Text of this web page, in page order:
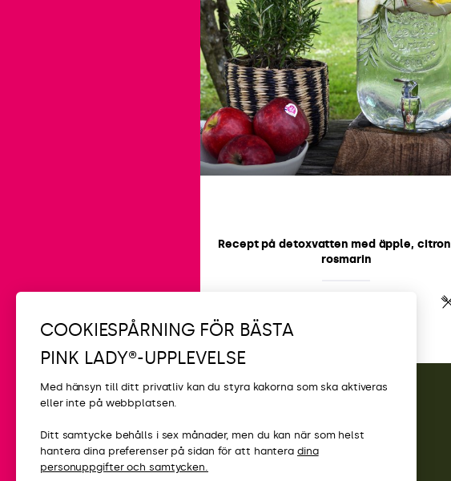
Recept på detoxvatten med äpple,
rosmarin
Vanliga frågor och svar
COOKIESPÅRNING FÖR BÄSTA
PINK LADY®-UPPLEVELSE
Med hänsyn till ditt privatliv kan du styra kakorna som ska aktiveras
eller inte på webbplatsen.
Ditt samtycke behålls i sex månader, men du kan när som helst
hantera dina preferenser på sidan för att hantera dina
personuppgifter och samtycken.